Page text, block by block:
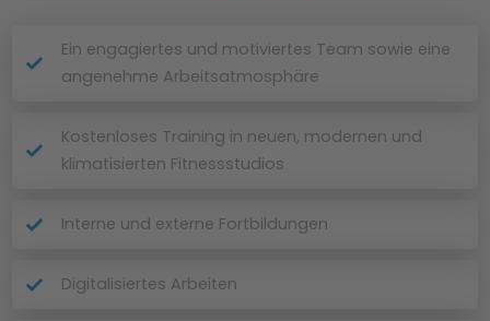
Ein engagiertes und motiviertes Team sowie eine
angenehme Arbeitsatmosphäre
Kostenloses Training in neuen, modernen und
klimatisierten Fitnessstudios
Interne und externe Fortbildungen
Digitalisiertes Arbeiten